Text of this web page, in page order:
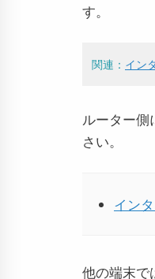
す。
関連： イン
ルーター
さい。
イン
他の端末で